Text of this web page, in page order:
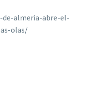
almeria-abre-el-
olas/